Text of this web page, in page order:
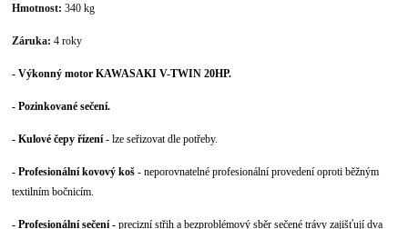
Hmotnost:340 kg
Záruka: 4 roky
- Výkonný motor KAWASAKI V-TWIN 20HP.
- Pozinkované sečení.
- Kulové čepy řízení- lze seřizovat dle potřeby.
- Profesionální kovový koš - neporovnatelné profesionální provedení oproti běžným
textilním bočnicím.
- Profesionální sečení -precizní střih a bezproblémový sběr sečené trávy zajišťují dva